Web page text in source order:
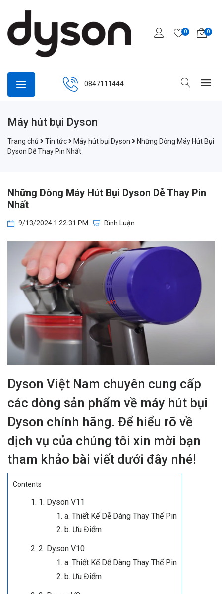
0 0
0847111444
Máy hút bụi Dyson
Trang chủ Tin tức Máy hút bụi Dyson
Những Dòng Máy Hút Bụi
Dyson Dễ Thay Pin Nhất
Những Dòng Máy Hút Bụi Dyson Dễ Thay Pin
Nhất
9/13/2024 1:22:31 PM Bình Luận
Dyson Việt Nam chuyên cung cấp
các dòng sản phẩm về máy hút bụi
Dyson chính hãng. Để hiểu rõ về
dịch vụ của chúng tôi xin mời bạn
tham khảo bài viết dưới đây nhé!
Contents
1. Dyson V11
a. Thiết Kế Dễ Dàng Thay Thế Pin
b. Ưu Điểm
2. Dyson V10
a. Thiết Kế Dễ Dàng Thay Thế Pin
b. Ưu Điểm